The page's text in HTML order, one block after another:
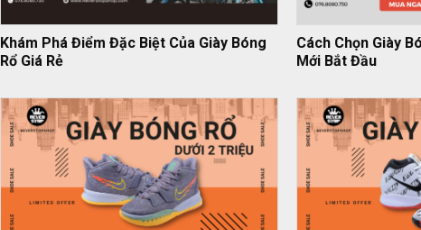
Khám Phá Điểm Đặc Biệt Của Giày Bóng
Rổ Giá Rẻ
Cách Chọn Giày
Mới Bắt Đầu